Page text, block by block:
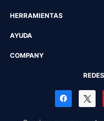
HERRAMIENTAS
AYUDA
COMPANY